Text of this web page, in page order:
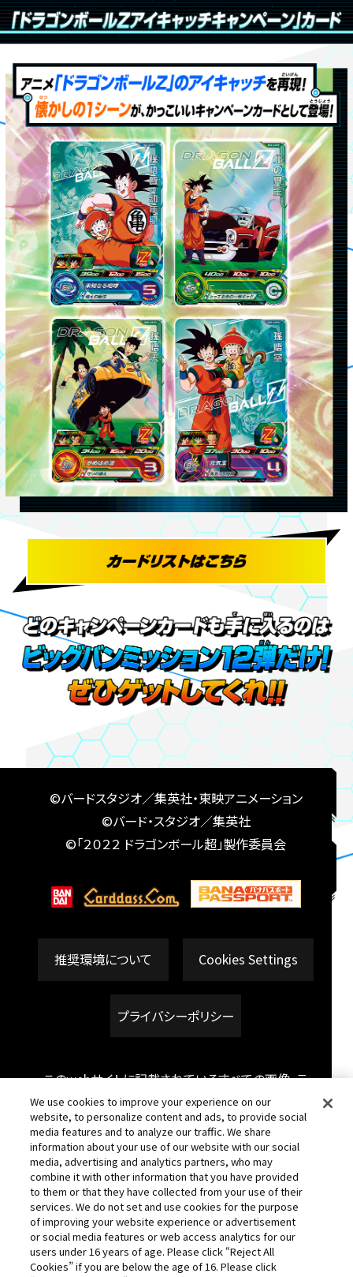
©バードスタジオ／集英社・東映アニメーション
©バード・スタジオ／集英社
©「２０２２ ドラゴンボール超」製作委員会
推奨環境について Cookies Settings
プライバシーポリシー
このwebサイトに記載されているすべての画像・テ
キスト・データの無断転用、転載をお断りします。
開発中につき、本サイトで使用している画像と実際
の商品とは異なる場合がございます。
機械の通信状況により、データが反映されない場
合がございますので予めご了承ください。
We use cookies to improve your experience on our
website, to personalize content and ads, to provide social
media features and to analyze our traffic. We share
information about your use of our website with our social
media, advertising and analytics partners, who may
combine it with other information that you have provided
to them or that they have collected from your use of their
services. We do not set and use cookies for the purpose
of improving your website experience or advertisement
or social media features or web access analytics for our
users under 16 years of age. Please click “Reject All
Cookies” if you are below the age of 16. Please click